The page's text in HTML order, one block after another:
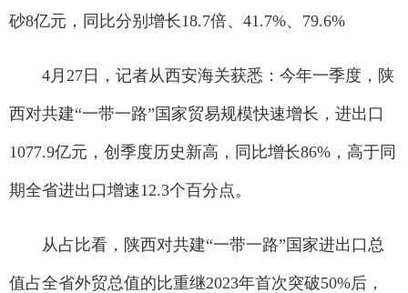
砂8亿元，同比分别增长18.7倍、41.7%、79.6%
4月27日，记者从西安海关获悉：今年一季度，陕
西对共建“一带一路”国家贸易规模快速增长，进出口
1077.9亿元，创季度历史新高，同比增长86%，高于同
期全省进出口增速12.3个百分点。
从占比看，陕西对共建“一带一路”国家进出口总
值占全省外贸总值的比重继2023年首次突破50%后，